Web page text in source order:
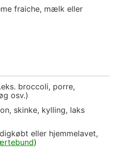
fraiche, mælk eller
broccoli, porre,
osv.)
skinke, kylling, laks
eller hjemmelavet,
)